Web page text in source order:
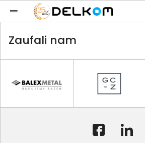
Zaufali nam